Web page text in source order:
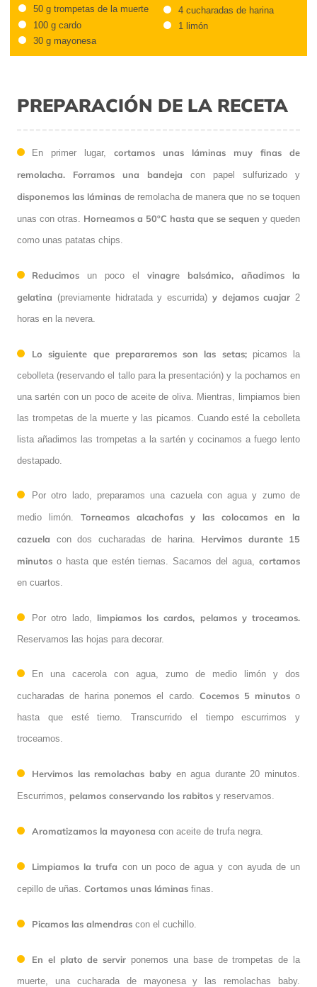
50 g trompetas de la muerte
100 g cardo
30 g mayonesa
4 cucharadas de harina
1 limón
PREPARACIÓN DE LA RECETA
En primer lugar, cortamos unas láminas muy finas de
remolacha. Forramos una bandeja con papel sulfurizado y
disponemos las láminas de remolacha de manera que no se toquen
unas con otras. Horneamos a 50ºC hasta que se sequen y queden
como unas patatas chips.
Reducimos un poco el
vinagre balsámico, añadimos la
gelatina (previamente hidratada y escurrida) y dejamos cuajar 2
horas en la nevera.
Lo siguiente que prepararemos son las setas;picamos la
cebolleta (reservando el tallo para la presentación) y la pochamos en
una sartén con un poco de aceite de oliva. Mientras, limpiamos bien
las trompetas de la muerte y las picamos. Cuando esté la cebolleta
lista añadimos las trompetas a la sartén y cocinamos a fuego lento
destapado.
Por otro lado, preparamos una cazuela con agua y zumo de
medio limón. Torneamos alcachofas y las colocamos en la
cazuela con dos cucharadas de harina. Hervimos durante 15
minutos o hasta que estén tiernas. Sacamos del agua, cortamos
en cuartos.
Por otro lado, limpiamos los cardos, pelamos y troceamos.
Reservamos las hojas para decorar.
En una cacerola con agua, zumo de medio limón y dos
cucharadas de harina ponemos el cardo. Cocemos 5 minutoso
hasta que esté tierno. Transcurrido el tiempo escurrimos y
troceamos.
Hervimos las remolachas baby en agua durante 20 minutos.
Escurrimos, pelamos conservando los rabitos y reservamos.
Aromatizamos la mayonesa con aceite de trufa negra.
Limpiamos la trufa con un poco de agua y con ayuda de un
cepillo de uñas. Cortamos unas láminas finas.
Picamos las almendras con el cuchillo.
En el plato de servir ponemos una base de trompetas de la
muerte, una cucharada de mayonesa y las remolachas baby.